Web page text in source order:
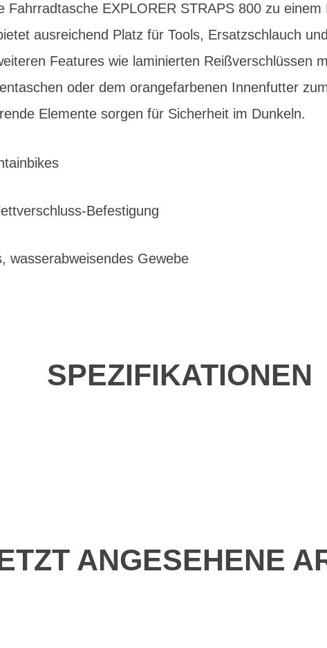
Fahrradtasche EXPLORER STRAPS 800 zu einem
ausreichend Platz für Tools, Ersatzschlauch
Features wie laminierten Reißverschlüssen
oder dem orangefarbenen Innenfutter
Elemente sorgen für Sicherheit im Dunkeln.
Befestigung
wasserabweisendes Gewebe
SPEZIFIKATIONEN
ANGESEHENE